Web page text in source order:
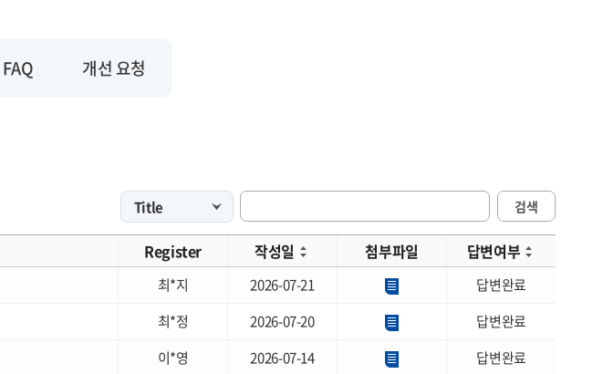
참여 기업 홍보
FAQ 개선 요청
검색
Register 작성일 첨부파일 답변여부
최*지 2026-07-21
답변완료
최*정 2026-07-20
답변완료
이*영 2026-07-14
답변완료